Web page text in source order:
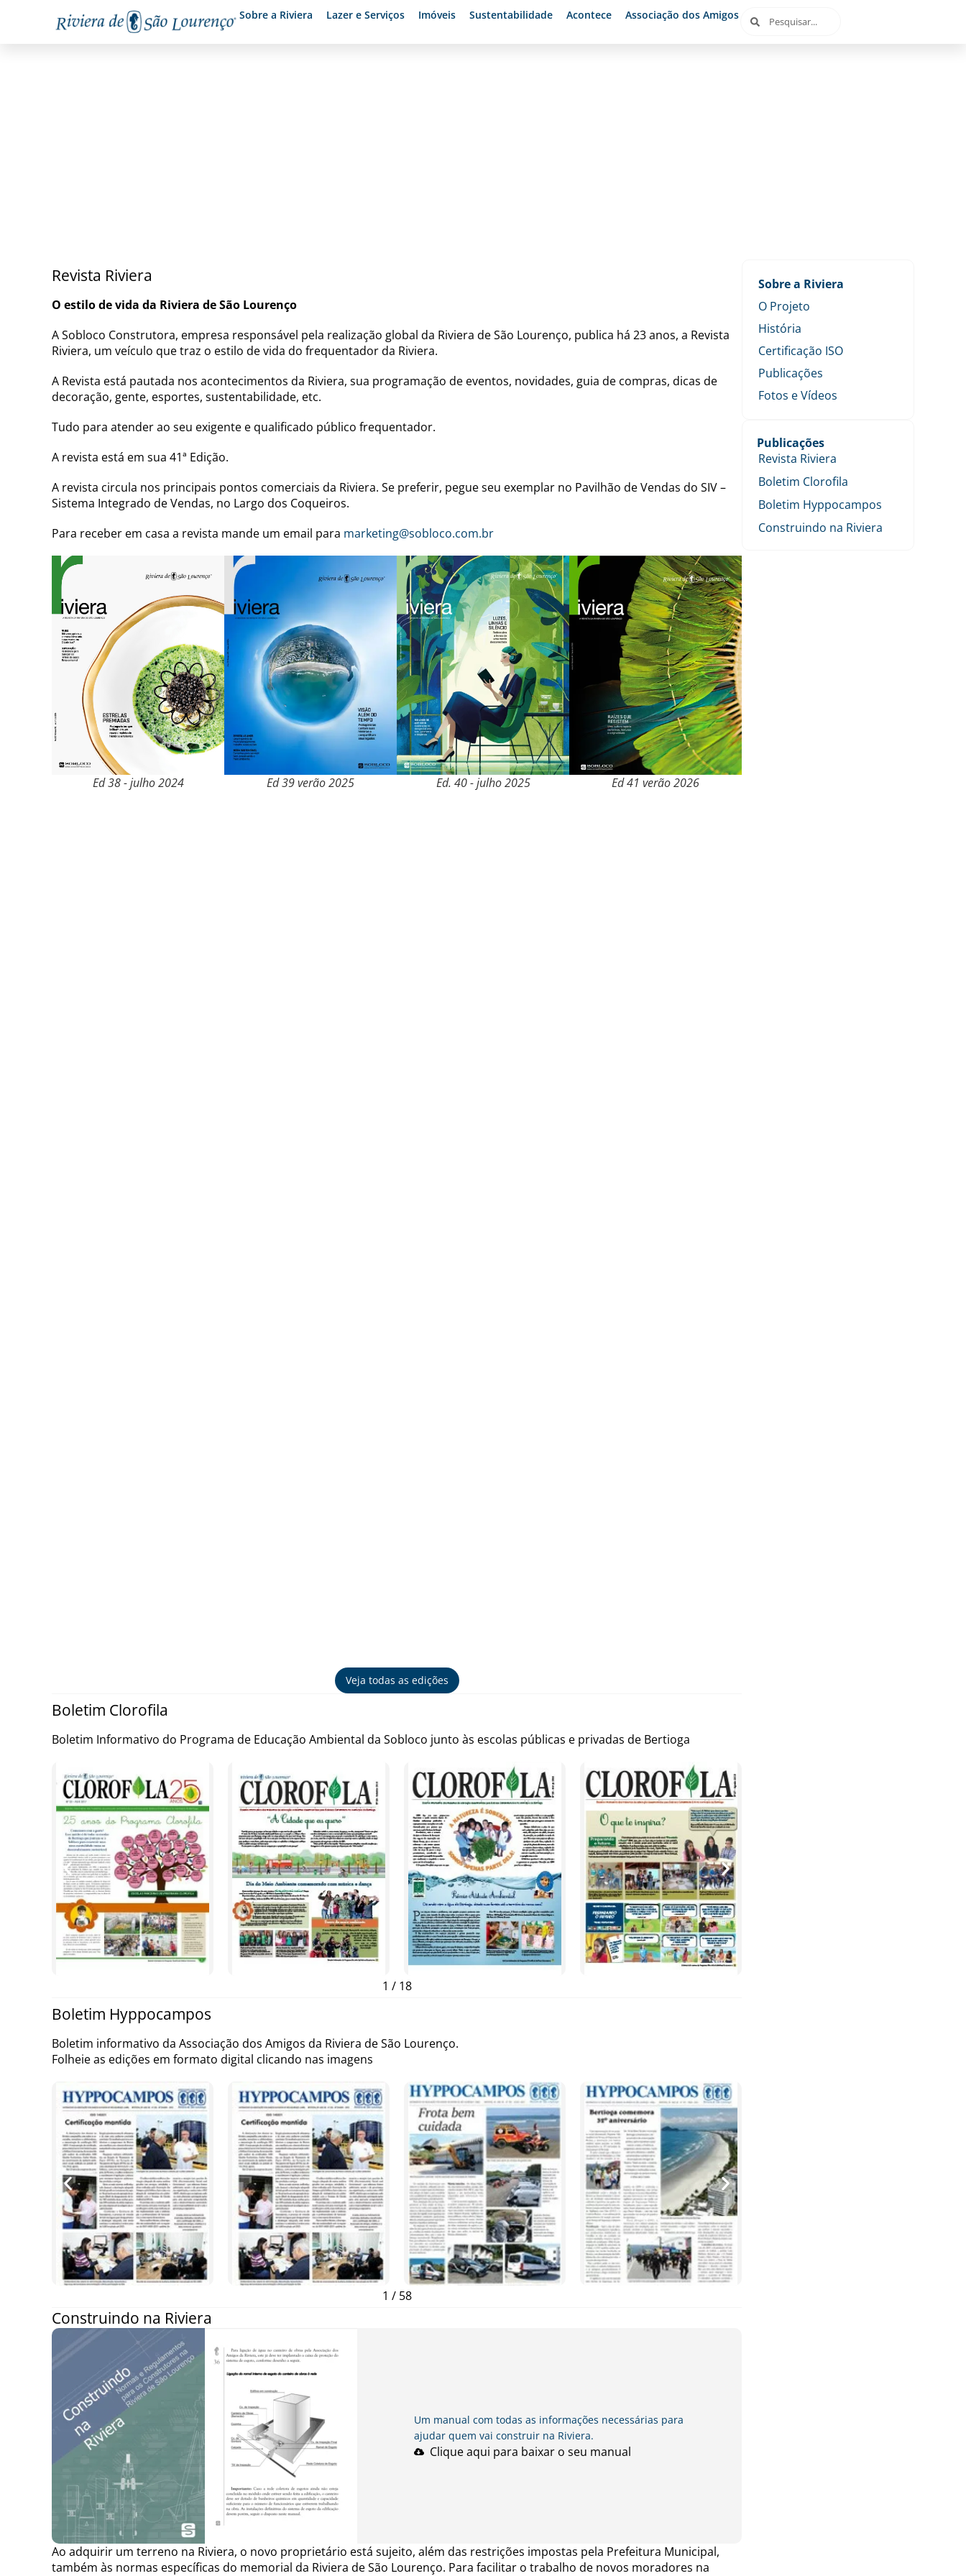
Sobre a Riviera Lazer e Serviços Imóveis Sustentabilidade Acontece Associação dos Amigos
Revista Riviera
O estilo de vida da Riviera de São Lourenço
A Sobloco Construtora, empresa responsável pela realização global da Riviera de São Lourenço, publica há 23 anos, a Revista
Riviera, um veículo que traz o estilo de vida do frequentador da Riviera.
A Revista está pautada nos acontecimentos da Riviera, sua programação de eventos, novidades, guia de compras, dicas de
decoração, gente, esportes, sustentabilidade, etc.
Tudo para atender ao seu exigente e qualificado público frequentador.
A revista está em sua 41ª Edição.
A revista circula nos principais pontos comerciais da Riviera. Se preferir, pegue seu exemplar no Pavilhão de Vendas do SIV –
Sistema Integrado de Vendas, no Largo dos Coqueiros.
Para receber em casa a revista mande um email para marketing@sobloco.com.br
Ed 38 - julho 2024 Ed 39 verão 2025 Ed. 40 - julho 2025 Ed 41 verão 2026
Veja todas as edições
Boletim Clorofila
Boletim Informativo do Programa de Educação Ambiental da Sobloco junto às escolas públicas e privadas de Bertioga
1 / 18
Boletim Hyppocampos
Boletim informativo da Associação dos Amigos da Riviera de São Lourenço.
Folheie as edições em formato digital clicando nas imagens
1 / 58
Construindo na Riviera
Um manual com todas as informações necessárias para
ajudar quem vai construir na Riviera.
Clique aqui para baixar o seu manual
Ao adquirir um terreno na Riviera, o novo proprietário está sujeito, além das restrições impostas pela Prefeitura Municipal,
também às normas específicas do memorial da Riviera de São Lourenço. Para facilitar o trabalho de novos moradores na
Sobre a Riviera
O Projeto
História
Certificação ISO
Publicações
Fotos e Vídeos
Publicações
Revista Riviera
Boletim Clorofila
Boletim Hyppocampos
Construindo na Riviera